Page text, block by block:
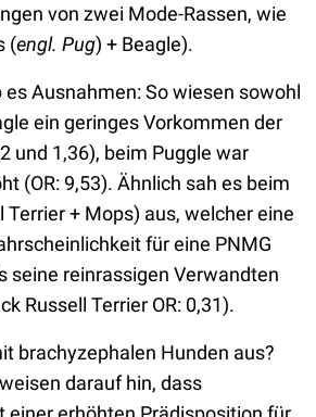
von zwei Mode-Rassen, wie
(engl. Pug) + Beagle).
es Ausnahmen: So wiesen sowohl
ein geringes Vorkommen der
und 1,36), beim Puggle war
(OR: 9,53). Ähnlich sah es beim
Terrier + Mops) aus, welcher eine
für eine PNMG
seine reinrassigen Verwandten
Russell Terrier OR: 0,31).
brachyzephalen Hunden aus?
darauf hin, dass